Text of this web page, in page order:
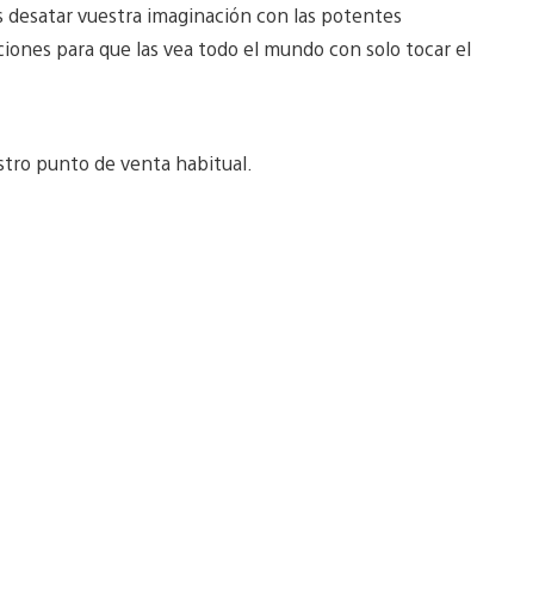
vuestra imaginación con las potentes
para que las vea todo el mundo con solo tocar el
punto de venta habitual.